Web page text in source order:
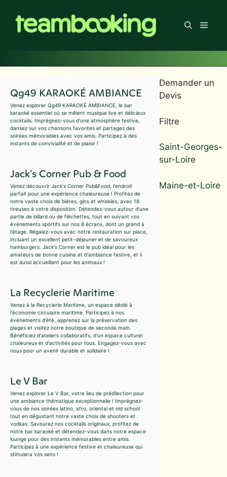
contenu
Menu
Qg49 KARAOKÉ AMBIANCE
Venez explorer Qg49 KARAOKÉ AMBIANCE, le bar
karaoké essentiel où se mêlent musique live et délicieux
cocktails. Imprégnez-vous d'une atmosphère festive,
dansez sur vos chansons favorites et partagez des
soirées mémorables avec vos amis. Participez à des
instants de convivialité et de plaisir !
Jack's Corner Pub & Food
Venez découvrir Jack's Corner Pub&Food, l'endroit
parfait pour une expérience chaleureuse ! Profitez de
notre vaste choix de bières, gins et whiskies, avec 18
tireuses à votre disposition. Détendez-vous autour d'une
partie de billard ou de fléchettes, tout en suivant vos
événements sportifs sur nos 8 écrans, dont un grand à
l'étage. Régalez-vous avec notre restauration sur place,
incluant un excellent petit-déjeuner et de savoureux
hamburgers. Jack's Corner est le pub idéal pour les
amateurs de bonne cuisine et d'ambiance festive, et il
est aussi accueillant pour les animaux !
La Recyclerie Maritime
Venez à la Recyclerie Maritime, un espace dédié à
l'économie circulaire maritime. Participez à nos
événements d'été, apprenez sur la préservation des
plages et visitez notre boutique de seconde main.
Bénéficiez d'ateliers collaboratifs, d'un espace culturel
chaleureux et d'activités pour tous. Engagez-vous avec
nous pour un avenir durable et solidaire !
Le V Bar
Venez explorer Le V Bar, votre lieu de prédilection pour
une ambiance thématique exceptionnelle ! Imprégnez-
vous de nos soirées latino, afro, oriental et old school
tout en dégustant notre vaste choix de shooters et
vodkas. Savourez nos cocktails originaux, profitez de
notre bar karaoké et détendez-vous dans notre espace
lounge pour des instants mémorables entre amis.
Participez à une expérience festive et chaleureuse qui
stimulera vos sens !
Demander un
Devis
Filtre
Saint-Georges-
sur-Loire
Maine-et-Loire